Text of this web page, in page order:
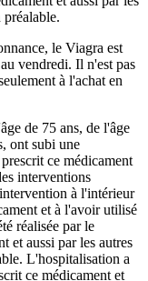
préalable.
le Viagra est
vendredi. Il n'est pas
à l'achat en
de 75 ans, de l'âge
ont subi une
ce médicament
interventions
à l'intérieur
et à l'avoir utilisé
réalisée par le
et aussi par les autres
L'hospitalisation a
ce médicament et